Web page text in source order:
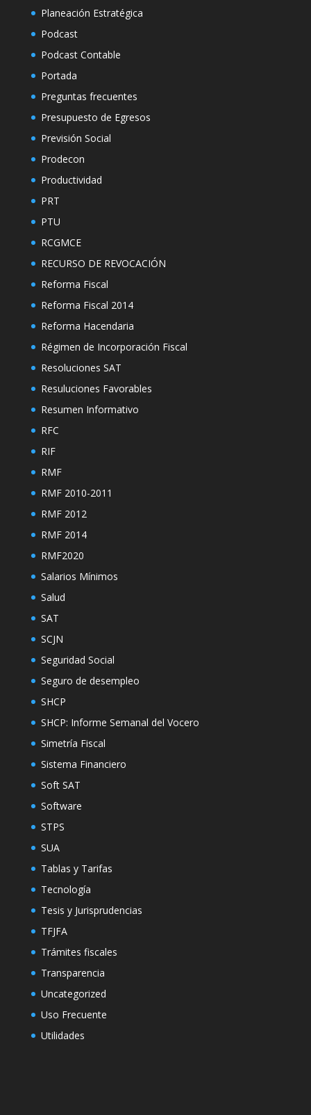
Planeación Estratégica
Podcast
Podcast Contable
Portada
Preguntas frecuentes
Presupuesto de Egresos
Previsión Social
Prodecon
Productividad
PRT
PTU
RCGMCE
RECURSO DE REVOCACIÓN
Reforma Fiscal
Reforma Fiscal 2014
Reforma Hacendaria
Régimen de Incorporación Fiscal
Resoluciones SAT
Resuluciones Favorables
Resumen Informativo
RFC
RIF
RMF
RMF 2010-2011
RMF 2012
RMF 2014
RMF2020
Salarios Mínimos
Salud
SAT
SCJN
Seguridad Social
Seguro de desempleo
SHCP
SHCP: Informe Semanal del Vocero
Simetría Fiscal
Sistema Financiero
Soft SAT
Software
STPS
SUA
Tablas y Tarifas
Tecnología
Tesis y Jurisprudencias
TFJFA
Trámites fiscales
Transparencia
Uncategorized
Uso Frecuente
Utilidades